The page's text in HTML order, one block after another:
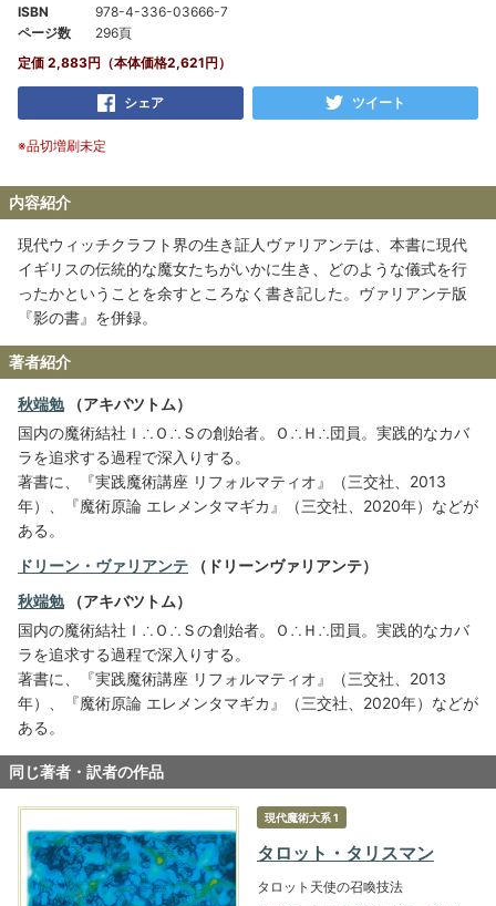
ISBN
978-4-336-03666-7
ページ数
296頁
定価 2,883円（本体価格2,621円）
シェア ツイート
※品切増刷未定
内容紹介
現代ウィッチクラフト界の生き証人ヴァリアンテは、本書に現代
イギリスの伝統的な魔女たちがいかに生き、どのような儀式を行
ったかということを余すところなく書き記した。ヴァリアンテ版
『影の書』を併録。
著者紹介
秋端勉（アキバツトム）
国内の魔術結社Ｉ∴Ｏ∴Ｓの創始者。Ｏ∴Ｈ∴団員。実践的なカバ
ラを追求する過程で深入りする。
著書に、『実践魔術講座 リフォルマティオ』（三交社、2013
年）、『魔術原論 エレメンタマギカ』（三交社、2020年）などが
ある。
ドリーン・ヴァリアンテ （ドリーンヴァリアンテ）
秋端勉（アキバツトム）
国内の魔術結社Ｉ∴Ｏ∴Ｓの創始者。Ｏ∴Ｈ∴団員。実践的なカバ
ラを追求する過程で深入りする。
著書に、『実践魔術講座 リフォルマティオ』（三交社、2013
年）、『魔術原論 エレメンタマギカ』（三交社、2020年）などが
ある。
同じ著者・訳者の作品
現代魔術大系 1
タロット・タリスマン
タロット天使の召喚技法